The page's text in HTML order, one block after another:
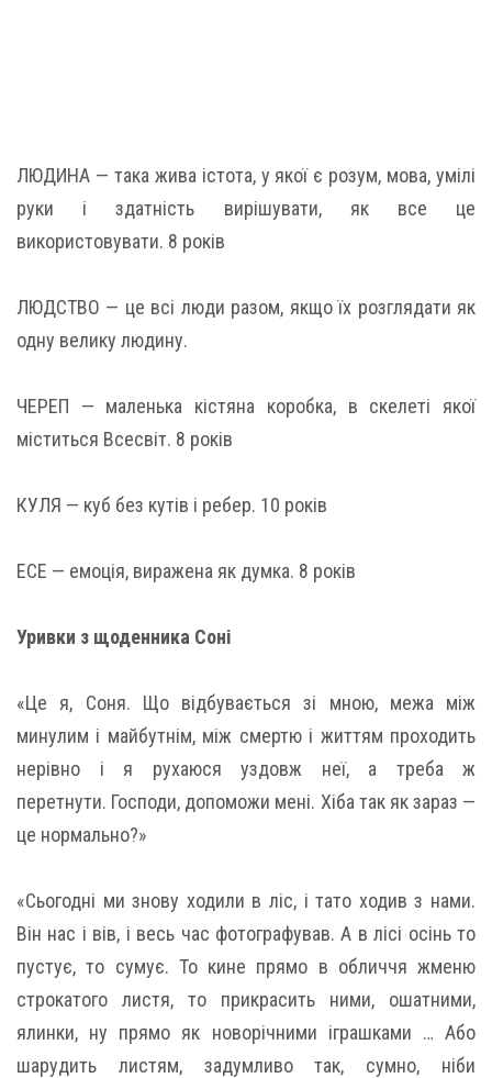
ЛЮДИНА — така жива істота, у якої є розум, мова, умілі
руки і здатність вирішувати, як все це
використовувати. 8 років
ЛЮДСТВО — це всі люди разом, якщо їх розглядати як
одну велику людину.
ЧЕРЕП — маленька кістяна коробка, в скелеті якої
міститься Всесвіт. 8 років
КУЛЯ — куб без кутів і ребер. 10 років
ЕСЕ — емоція, виражена як думка. 8 років
Уривки з щоденника Соні
«Це я, Соня. Що відбувається зі мною, межа між
минулим і майбутнім, між смертю і життям проходить
нерівно і я рухаюся уздовж неї, а треба ж
перетнути. Господи, допоможи мені. Хіба так як зараз —
це нормально?»
«Сьогодні ми знову ходили в ліс, і тато ходив з нами.
Він нас і вів, і весь час фотографував. А в лісі осінь то
пустує, то сумує. То кине прямо в обличчя жменю
строкатого листя, то прикрасить ними, ошатними,
ялинки, ну прямо як новорічними іграшками … Або
шарудить листям, задумливо так, сумно, ніби